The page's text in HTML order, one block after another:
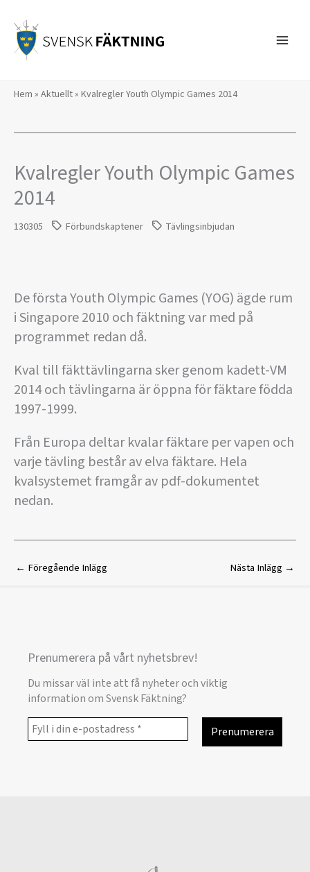
innehåll
Hem » Aktuellt» Kvalregler Youth Olympic Games 2014
Kvalregler Youth Olympic Games
2014
130305 Förbundskaptener Tävlingsinbjudan
De första Youth Olympic Games (YOG) ägde rum
i Singapore 2010 och fäktning var med på
programmet redan då.
Kval till fäkttävlingarna sker genom kadett-VM
2014 och tävlingarna är öppna för fäktare födda
1997-1999.
Från Europa deltar kvalar fäktare per vapen och
varje tävling består av elva fäktare. Hela
kvalsystemet framgår av pdf-dokumentet
nedan.
← Föregående Inlägg Nästa Inlägg →
Prenumerera på vårt nyhetsbrev!
Du missar väl inte att få nyheter och viktig
information om Svensk Fäktning?